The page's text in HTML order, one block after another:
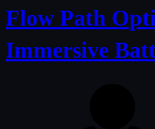
Flow Path
Immersive